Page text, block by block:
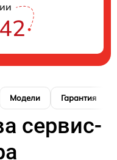
Модели Гарантия
сервис-